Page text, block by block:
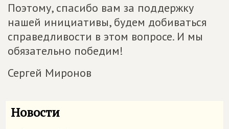
Поэтому, спасибо вам за поддержку
нашей инициативы, будем добиваться
справедливости в этом вопросе. И мы
обязательно победим!
Сергей Миронов
Новости